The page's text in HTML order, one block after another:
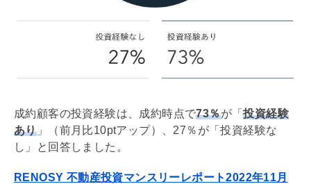
成約顧客の投資経験は、成約時点で73％が「投資経験
あり」（前月比10ptアップ）、27％が「投資経験な
し」と回答しました。
RENOSY 不動産投資マンスリーレポート2022年11月